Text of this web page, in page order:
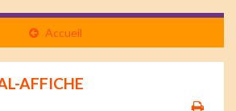
Accueil
AFFICHE